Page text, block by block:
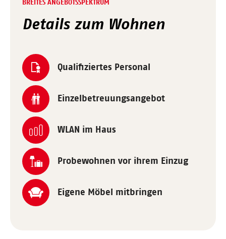
BREITES ANGEBOTSSPEKTRUM
Details zum Wohnen
Qualifiziertes Personal
Einzelbetreuungsangebot
WLAN im Haus
Probewohnen vor ihrem Einzug
Eigene Möbel mitbringen